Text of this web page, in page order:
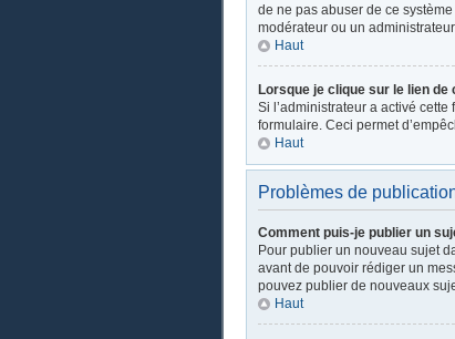
de ne pas abuser de ce
modérateur ou un
Haut
Lorsque je clique sur le lien de
Si l’administrateur a activé
formulaire. Ceci permet
Haut
Problèmes de
Comment puis-je publier un
Pour publier un nouveau sujet
avant de pouvoir rédiger un
pouvez publier de nouveaux
Haut